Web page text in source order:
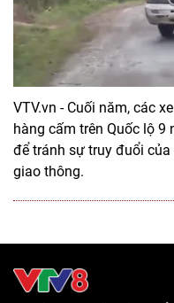
VTV.vn - Cuối năm, các
hàng cấm trên Quốc lộ
để tránh sự truy đuổi
giao thông.